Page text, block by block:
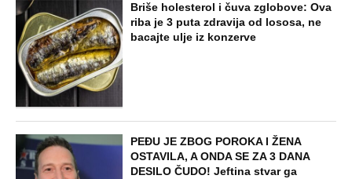
Briše holesterol i čuva zglobove: Ova
riba je 3 puta zdravija od lososa, ne
bacajte ulje iz konzerve
PEĐU JE ZBOG POROKA I ŽENA
OSTAVILA, A ONDA SE ZA 3 DANA
DESILO ČUDO! Jeftina stvar ga